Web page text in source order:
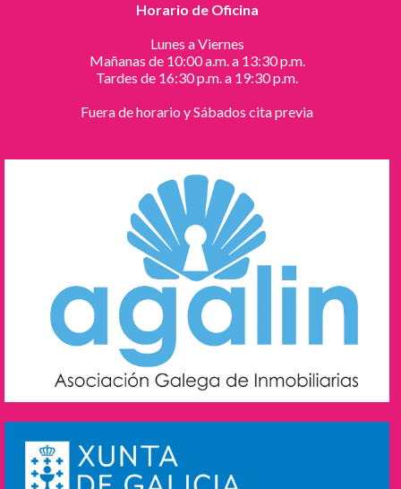
Horario de Oficina
Lunes a Viernes
Mañanas de 10:00 a.m. a 13:30 p.m.
Tardes de 16:30 p.m. a 19:30 p.m.
Fuera de horario y Sábados cita previa